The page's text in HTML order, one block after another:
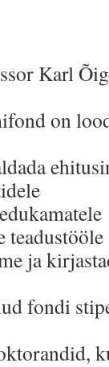
Karl
on
ja
fondi